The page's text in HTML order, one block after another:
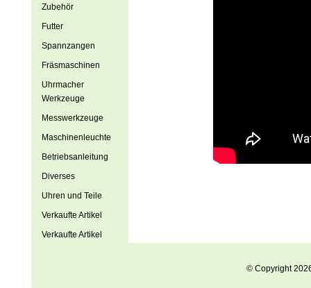
Zubehör
Futter
Spannzangen
Fräsmaschinen
Uhrmacher
Werkzeuge
Messwerkzeuge
Maschinenleuchte
Betriebsanleitung
Diverses
Uhren und Teile
Verkaufte Artikel
Verkaufte Artikel
© Copyright